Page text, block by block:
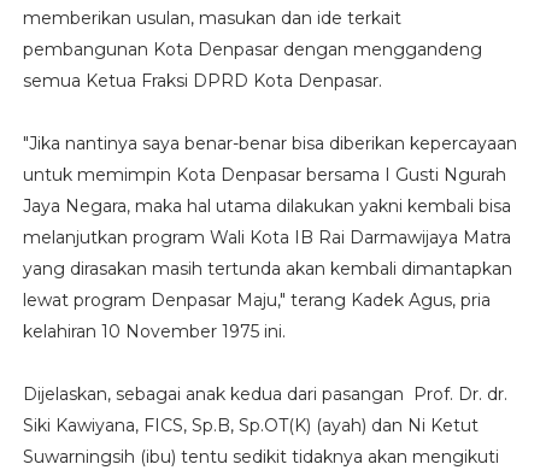
memberikan usulan, masukan dan ide terkait
pembangunan Kota Denpasar dengan menggandeng
semua Ketua Fraksi DPRD Kota Denpasar.
"Jika nantinya saya benar-benar bisa diberikan kepercayaan
untuk memimpin Kota Denpasar bersama I Gusti Ngurah
Jaya Negara, maka hal utama dilakukan yakni kembali bisa
melanjutkan program Wali Kota IB Rai Darmawijaya Matra
yang dirasakan masih tertunda akan kembali dimantapkan
lewat program Denpasar Maju," terang Kadek Agus, pria
kelahiran 10 November 1975 ini.
Dijelaskan, sebagai anak kedua dari pasangan Prof. Dr. dr.
Siki Kawiyana, FICS, Sp.B, Sp.OT(K) (ayah) dan Ni Ketut
Suwarningsih (ibu) tentu sedikit tidaknya akan mengikuti